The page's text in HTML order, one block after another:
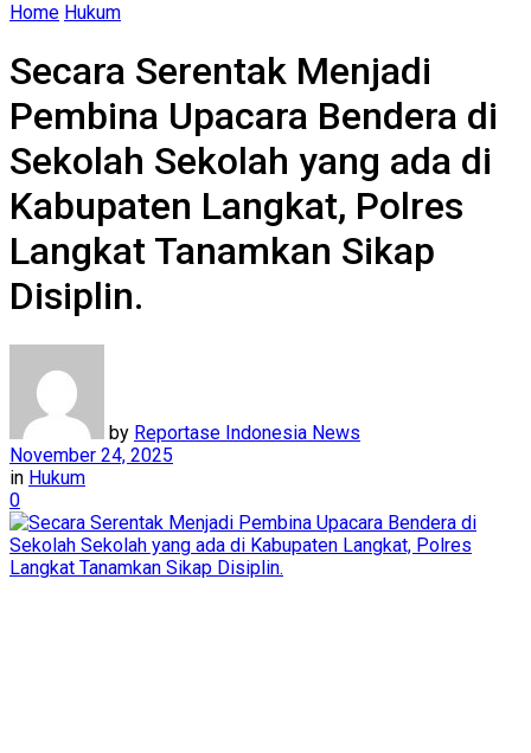
Home Hukum
Secara Serentak Menjadi
Pembina Upacara Bendera di
Sekolah Sekolah yang ada di
Kabupaten Langkat, Polres
Langkat Tanamkan Sikap
Disiplin.
by Reportase Indonesia News
November 24, 2025
in Hukum
0